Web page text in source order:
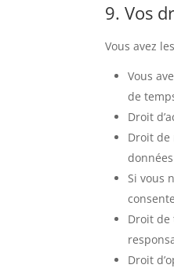
9. Vos
Vous avez
Vous
de
Droit
Droit de
Si vous
Droit de
Droit